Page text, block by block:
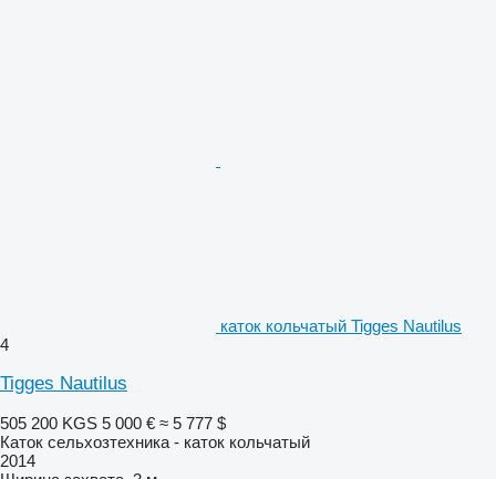
каток кольчатый Tigges Nautilus
4
Tigges Nautilus
505 200 KGS 5 000 € ≈ 5 777 $
Каток сельхозтехника - каток кольчатый
2014